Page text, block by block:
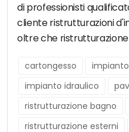
di professionisti
cliente ristrutturazioni
oltre che
cartongesso
impianto idraulico
ristrutturazione bagno
ristrutturazione esterni